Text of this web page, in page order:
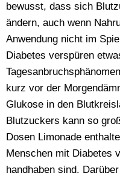
bewusst, dass sich
ändern, auch wenn
Anwendung nicht im
Diabetes verspüren
kurz vor der
Glukose in den
Blutzuckers kann so
Dosen Limonade
Menschen mit Diabetes
handhaben sind.